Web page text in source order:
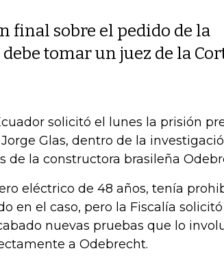
final sobre el pedido de la
tomar un juez de la
solicitó el lunes la prisión
Glas, dentro de la
de la constructora brasileña
eléctrico de 48 años, tenía
en el caso, pero la Fiscalía
nuevas pruebas que lo
a Odebrecht.